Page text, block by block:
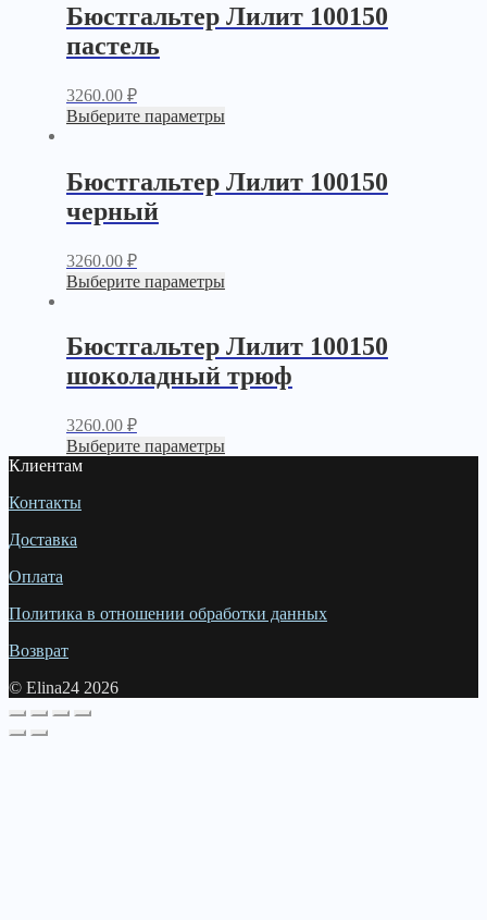
Бюстгальтер Лилит 100150
пастель
3260.00 ₽
Выберите параметры
Бюстгальтер Лилит 100150
черный
3260.00 ₽
Выберите параметры
Бюстгальтер Лилит 100150
шоколадный трюф
3260.00 ₽
Выберите параметры
Клиентам
Контакты
Доставка
Оплата
Политика в отношении обработки данных
Возврат
© Elina24 2026